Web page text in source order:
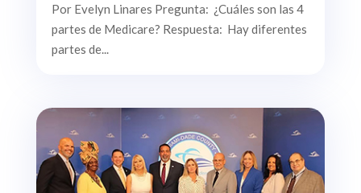
Por Evelyn Linares Pregunta: ¿Cuáles son las 4
partes de Medicare? Respuesta: Hay diferentes
partes de...